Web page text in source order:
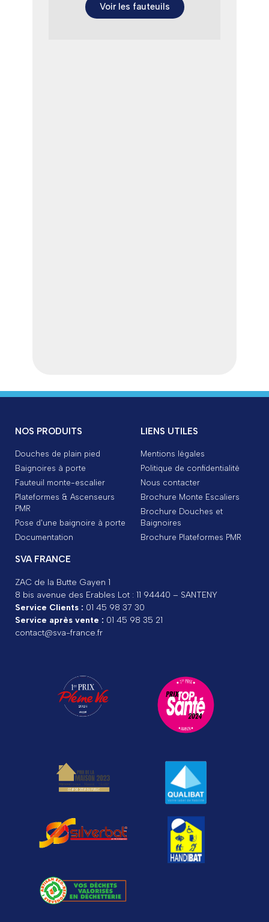
Voir les fauteuils
NOS PRODUITS
Douches de plain pied
Baignoires à porte
Fauteuil monte-escalier
Plateformes & Ascenseurs
PMR
Pose d'une baignoire à porte
Documentation
LIENS UTILES
Mentions légales
Politique de confidentialité
Nous contacter
Brochure Monte Escaliers
Brochure Douches et
Baignoires
Brochure Plateformes PMR
SVA FRANCE
ZAC de la Butte Gayen 1
8 bis avenue des Erables Lot : 11 94440 – SANTENY
Service Clients : 01 45 98 37 30
Service après vente : 01 45 98 35 21
contact@sva-france.fr